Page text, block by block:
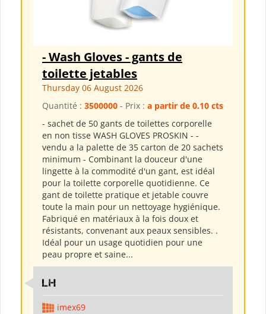
- Wash Gloves - gants de
toilette jetables
Thursday 06 August 2026
Quantité : 3500000 - Prix : a partir de 0.10 cts
- sachet de 50 gants de toilettes corporelle
en non tisse WASH GLOVES PROSKIN - -
vendu a la palette de 35 carton de 20 sachets
minimum - Combinant la douceur d'une
lingette à la commodité d'un gant, est idéal
pour la toilette corporelle quotidienne. Ce
gant de toilette pratique et jetable couvre
toute la main pour un nettoyage hygiénique.
Fabriqué en matériaux à la fois doux et
résistants, convenant aux peaux sensibles. .
Idéal pour un usage quotidien pour une
peau propre et saine...
LH
imex69